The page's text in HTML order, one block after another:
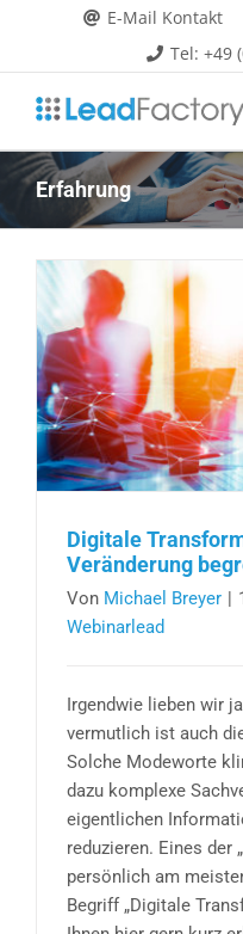
springen
E-Mail Kontakt
Tel: +49
Erfahrung
Digitale
Veränderung
Von Michael Breyer |
Webinarlead
Irgendwie lieben wir
vermutlich ist auch
Solche Modeworte
dazu komplexe
eigentlichen
reduzieren. Eines der
persönlich am
Begriff „Digitale